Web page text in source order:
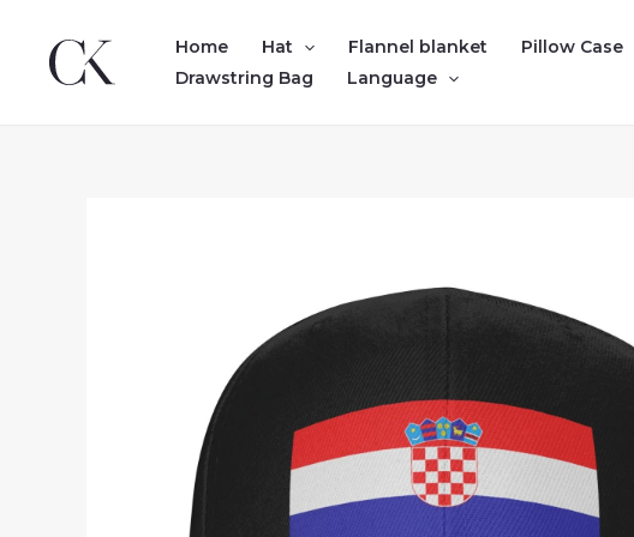
content
Home Hat Flannel blanket Pillow Case
Drawstring Bag
Language